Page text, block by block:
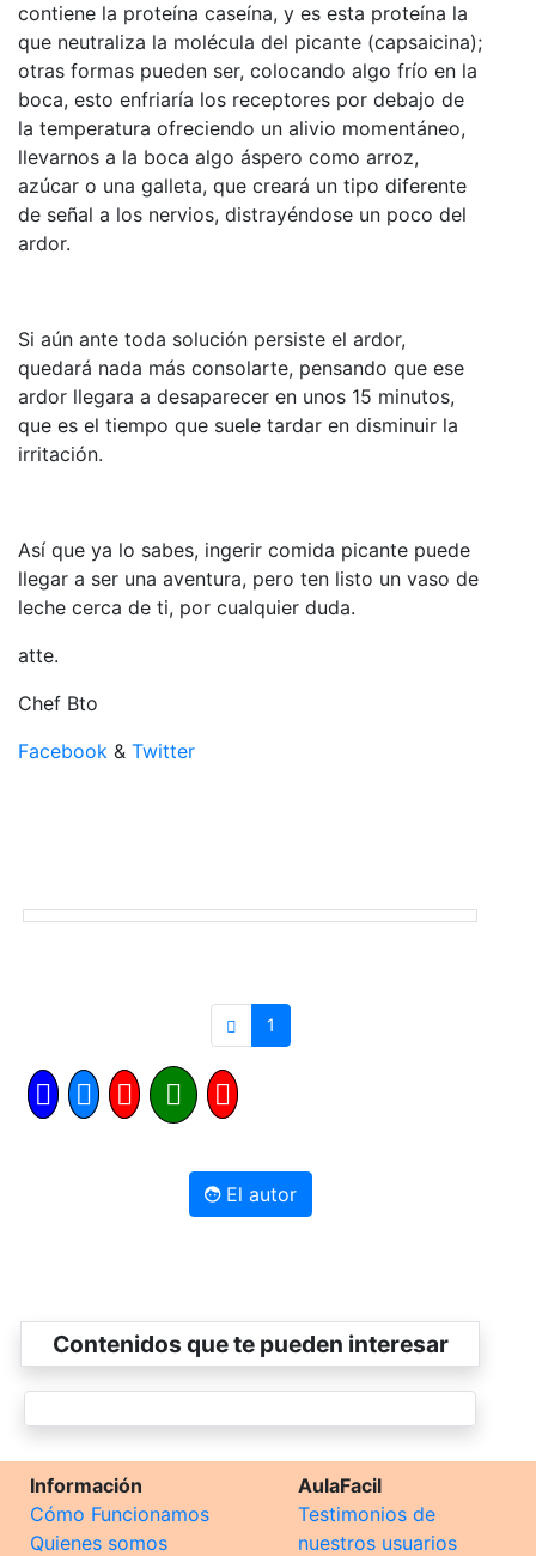
contiene la proteína caseína, y es esta proteína la
que neutraliza la molécula del picante (capsaicina);
otras formas pueden ser, colocando algo frío en la
boca, esto enfriaría los receptores por debajo de
la temperatura ofreciendo un alivio momentáneo,
llevarnos a la boca algo áspero como arroz,
azúcar o una galleta, que creará un tipo diferente
de señal a los nervios, distrayéndose un poco del
ardor.
Si aún ante toda solución persiste el ardor,
quedará nada más consolarte, pensando que ese
ardor llegara a desaparecer en unos 15 minutos,
que es el tiempo que suele tardar en disminuir la
irritación.
Así que ya lo sabes, ingerir comida picante puede
llegar a ser una aventura, pero ten listo un vaso de
leche cerca de ti, por cualquier duda.
atte.
Chef Bto
Facebook & Twitter
1
El autor
Contenidos que te pueden interesar
Información
Cómo Funcionamos
Quienes somos
AulaFacil
Testimonios de
nuestros usuarios